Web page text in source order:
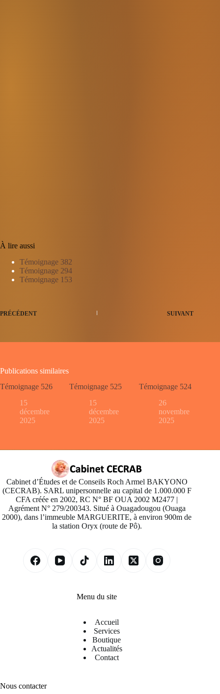
À lire aussi
Témoignage 382
Témoignage 294
Témoignage 153
PRÉCÉDENT SUIVANT
Publications similaires
Témoignage 526
15
décembre
2025
Témoignage 525
15
décembre
2025
Témoignage 524
26
novembre
2025
Cabinet d’Études et de Conseils Roch Armel BAKYONO
(CECRAB). SARL unipersonnelle au capital de 1.000.000 F
CFA créée en 2002, RC N° BF OUA 2002 M2477 |
Agrément N° 279/200343. Situé à Ouagadougou (Ouaga
2000), dans l’immeuble MARGUERITE, à environ 900m de
la station Oryx (route de Pô).
Menu du site
Accueil
Services
Boutique
Actualités
Contact
Nous contacter